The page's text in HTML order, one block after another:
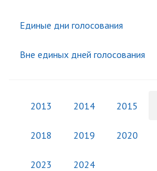
Единые дни голосования
Вне единых дней голосования
2013 2014 2015
2018 2019 2020
2023 2024